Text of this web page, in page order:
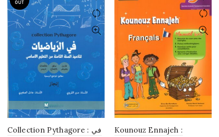
OUT
Collection Pythagore : في
Kounouz Ennajeh :